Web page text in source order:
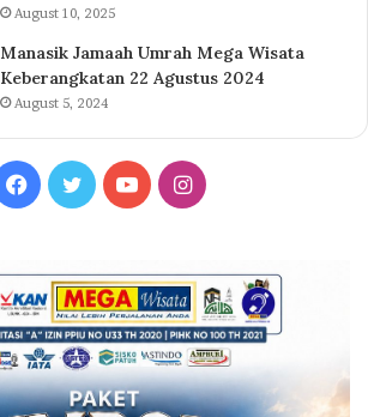
August 10, 2025
Manasik Jamaah Umrah Mega Wisata
Keberangkatan 22 Agustus 2024
August 5, 2024
Facebook
TwitterYouTubeInstagram